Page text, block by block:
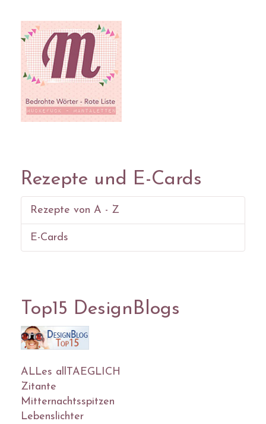
Rezepte und E-Cards
Rezepte von A - Z
E-Cards
Top15 DesignBlogs
ALLes allTAEGLICH
Zitante
Mitternachtsspitzen
Lebenslichter